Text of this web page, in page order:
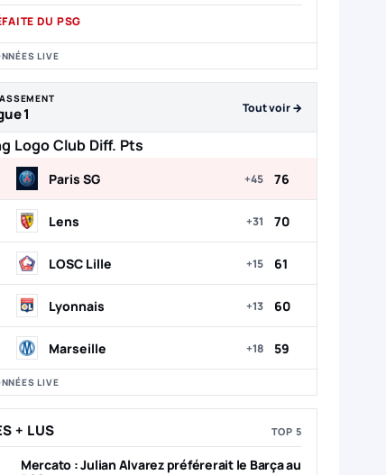
DU PSG
LIVE
1 Tout voir →
LogoClub Diff. Pts
Paris SG +45 76
Lens +31 70
LOSC Lille +15 61
Lyonnais +13 60
Marseille +18 59
LIVE
+ LUS TOP 5
Mercato : Julian Alvarez préférerait le Barça au